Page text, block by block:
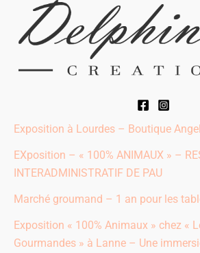
Exposition à Lourdes – Boutique
EXposition – « 100% ANIMAUX » –
INTERADMINISTRATIF DE PAU​
Marché groumand – 1 an pour les
Exposition « 100% Animaux » chez «
Gourmandes » à Lanne – Une